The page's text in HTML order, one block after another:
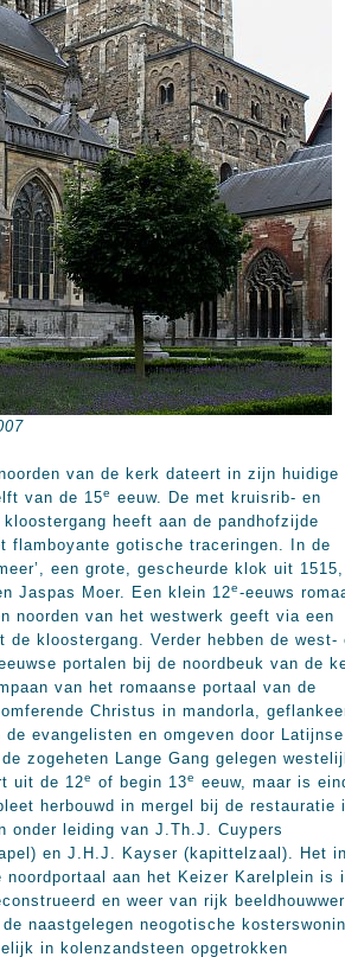
van de kerk dateert in zijn huidige
van de 15e
eeuw. De met kruisrib- en
heeft aan de pandhofzijde
flamboyante gotische traceringen. In de
een grote, gescheurde klok uit 1515,
Jaspas Moer. Een klein 12e-eeuws
noorden van het westwerk geeft via een
de kloostergang. Verder hebben de west-
portalen bij de noordbeuk van de
van het romaanse portaal van de
Christus in mandorla,
evangelisten en omgeven door Latijnse
zogeheten Lange Gang gelegen
uit de 12e of begin 13e
eeuw, maar is
herbouwd in mergel bij de restauratie
onder leiding van J.Th.J. Cuypers
en J.H.J. Kayser (kapittelzaal). Het
noordportaal aan het Keizer Karelplein is
en weer van rijk
naastgelegen neogotische
in kolenzandsteen opgetrokken